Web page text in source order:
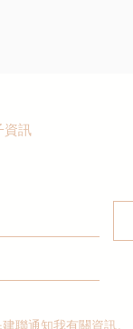
資訊
聯通知我有關資訊。